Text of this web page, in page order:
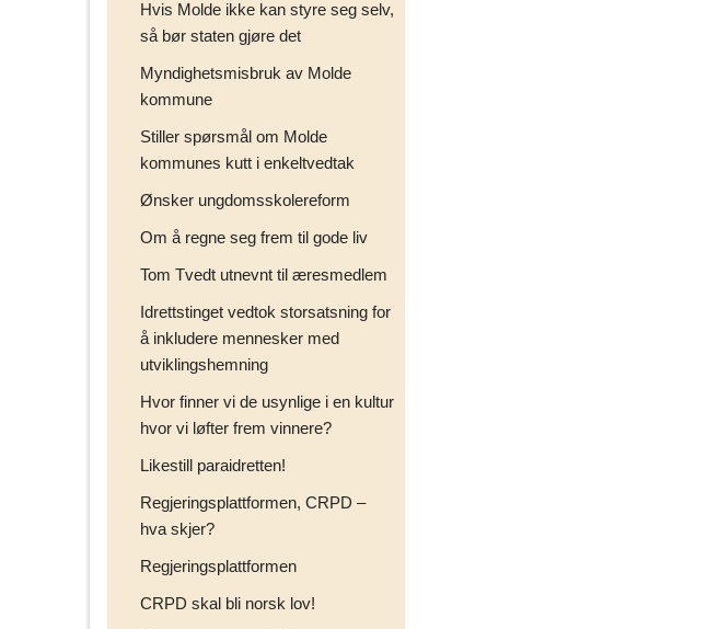
Hvis Molde ikke kan styre seg selv,
så bør staten gjøre det
Myndighetsmisbruk av Molde
kommune
Stiller spørsmål om Molde
kommunes kutt i enkeltvedtak
Ønsker ungdomsskolereform
Om å regne seg frem til gode liv
Tom Tvedt utnevnt til æresmedlem
Idrettstinget vedtok storsatsning for
å inkludere mennesker med
utviklingshemning
Hvor finner vi de usynlige i en kultur
hvor vi løfter frem vinnere?
Likestill paraidretten!
Regjeringsplattformen, CRPD –
hva skjer?
Regjeringsplattformen
CRPD skal bli norsk lov!